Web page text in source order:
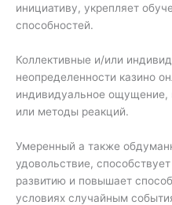
инициативу, укрепляет
способностей.
Коллективные и/или
неопределенности казино
индивидуальное ощущение,
или методы реакций.
Умеренный а также
удовольствие,
развитию и повышает
условиях случайным